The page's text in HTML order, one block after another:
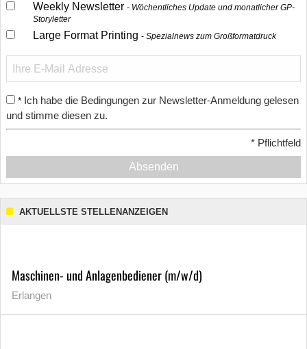
Weekly Newsletter
Wöchentliches Update und monatlicher GP-
Storyletter
Large Format Printing Spezialnews zum Großformatdruck
* Ich habe die Bedingungen zur Newsletter-Anmeldung gelesen
und stimme diesen zu.
* Pflichtfeld
Absenden
AKTUELLSTE STELLENANZEIGEN
Maschinen- und Anlagenbediener (m/w/d)
Erlangen